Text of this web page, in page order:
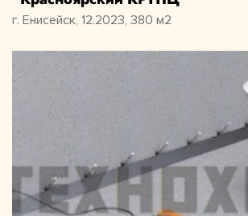
г. Енисейск, 12.2023, 380 м2